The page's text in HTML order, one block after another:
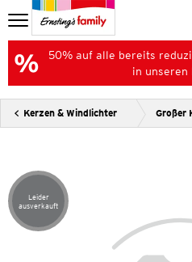
50% auf alle bereits
in unseren
Kerzen & Windlichter Großer
Artikel leider ausverkauft
Leider
ausverkauft